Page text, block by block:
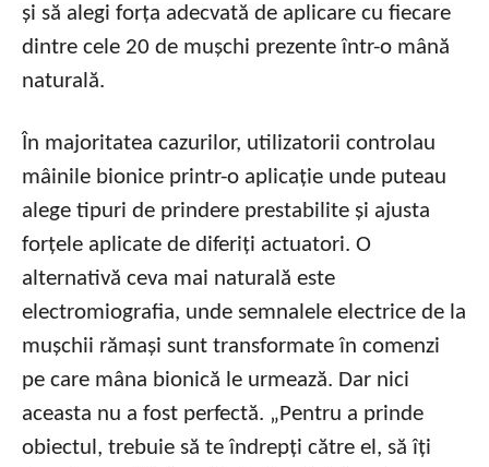
și să alegi forța adecvată de aplicare cu fiecare
dintre cele 20 de mușchi prezente într-o mână
naturală.
În majoritatea cazurilor, utilizatorii controlau
mâinile bionice printr-o aplicație unde puteau
alege tipuri de prindere prestabilite și ajusta
forțele aplicate de diferiți actuatori. O
alternativă ceva mai naturală este
electromiografia, unde semnalele electrice de la
mușchii rămași sunt transformate în comenzi
pe care mâna bionică le urmează. Dar nici
aceasta nu a fost perfectă. „Pentru a prinde
obiectul, trebuie să te îndrepți către el, să îți